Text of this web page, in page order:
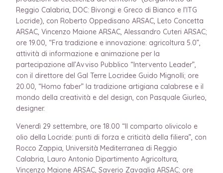
Reggio Calabria, DOC: Bivongi e Greco di Bianco e l’ITG
Locride), con Roberto Oppedisano ARSAC, Leto Concetta
ARSAC, Vincenzo Maione ARSAC, Alessandro Cuteri ARSAC;
ore 19.00, “Fra tradizione e innovazione: agricoltura 5.0”,
attività di informazione e animazione per la
partecipazione all’Avviso Pubblico “Intervento Leader”,
con il direttore del Gal Terre Locridee Guido Mignolli; ore
20.00, “Homo faber” la tradizione artigiana calabrese e il
mondo della creatività e del design, con Pasquale Giurleo,
designer.
Venerdì 29 settembre, ore 18.00 “Il comparto olivicolo e
olio della Locride: punti di forza e criticità della filiera”, con
Rocco Zappia, Università Mediterranea di Reggio
Calabria, Lauro Antonio Dipartimento Agricoltura,
Vincenzo Maione ARSAC, Saverio Zavaglia ARSAC; ore